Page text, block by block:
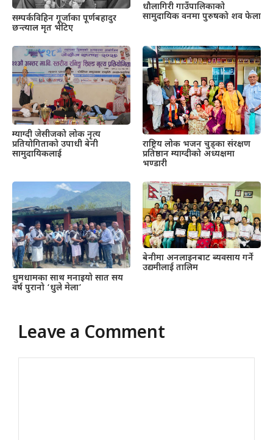
सम्पर्कविहिन गूर्जाका पूर्णबहादुर
छन्त्याल मृत भेटिए
धौलागिरी गाउँपालिकाको
सामुदायिक वनमा पुरुषको शव फेला
म्याग्दी जेसीजको लोक नृत्य
प्रतियोगिताको उपाधी बेनी
सामुदायिकलाई
राष्ट्रिय लोक भजन चुड्का संरक्षण
प्रतिष्ठान म्याग्दीको अध्यक्षमा
भण्डारी
धुमधामका साथ मनाइयो सात सय
वर्ष पुरानो ‘धुले मेला’
बेनीमा अनलाइनबाट ब्यवसाय गर्ने
उद्यमीलाई तालिम
Leave a Comment